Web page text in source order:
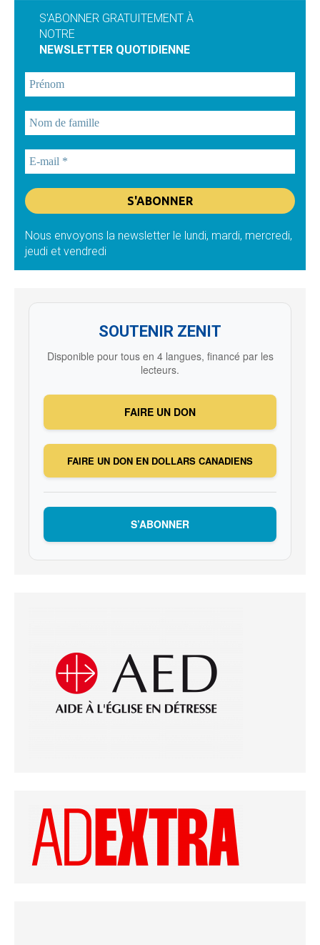
S'ABONNER GRATUITEMENT À
NOTRE
NEWSLETTER QUOTIDIENNE
Nous envoyons la newsletter le lundi, mardi, mercredi,
jeudi et vendredi
SOUTENIR ZENIT
Disponible pour tous en 4 langues, financé par les
lecteurs.
FAIRE UN DON
FAIRE UN DON EN DOLLARS CANADIENS
S’ABONNER